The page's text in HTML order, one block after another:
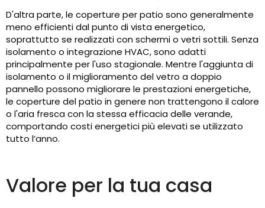
D'altra parte, le coperture per patio sono generalmente
meno efficienti dal punto di vista energetico,
soprattutto se realizzati con schermi o vetri sottili. Senza
isolamento o integrazione HVAC, sono adatti
principalmente per l'uso stagionale. Mentre l'aggiunta di
isolamento o il miglioramento del vetro a doppio
pannello possono migliorare le prestazioni energetiche,
le coperture del patio in genere non trattengono il calore
o l'aria fresca con la stessa efficacia delle verande,
comportando costi energetici più elevati se utilizzato
tutto l’anno.
Valore per la tua casa